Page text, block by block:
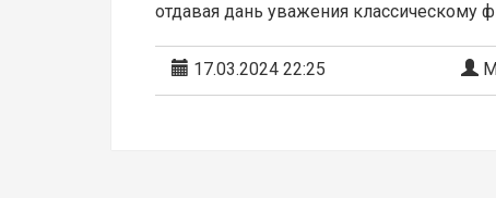
отдавая дань уважения
17.03.2024 22:25